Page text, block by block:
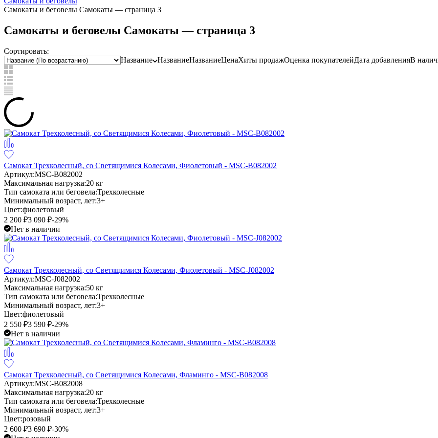
Самокаты и беговелы Самокаты — страница 3
Самокаты и беговелы Самокаты — страница 3
Сортировать:
Название НазваниеНазваниеЦенаХиты продажОценка покупателейДата добавленияВ
Самокат Трехколесный, со Светящимися Колесами, Фиолетовый - MSC-B082002
Артикул:MSC-B082002
Максимальная нагрузка:20 кг
Тип самоката или беговела:Трехколесные
Минимальный возраст, лет:3+
Цвет:фиолетовый
2 200 ₽3 090 ₽-29%
Нет в наличии
Самокат Трехколесный, со Светящимися Колесами, Фиолетовый - MSC-J082002
Артикул:MSC-J082002
Максимальная нагрузка:50 кг
Тип самоката или беговела:Трехколесные
Минимальный возраст, лет:3+
Цвет:фиолетовый
2 550 ₽3 590 ₽-29%
Нет в наличии
Самокат Трехколесный, со Светящимися Колесами, Фламинго - MSC-B082008
Артикул:MSC-B082008
Максимальная нагрузка:20 кг
Тип самоката или беговела:Трехколесные
Минимальный возраст, лет:3+
Цвет:розовый
2 600 ₽3 690 ₽-30%